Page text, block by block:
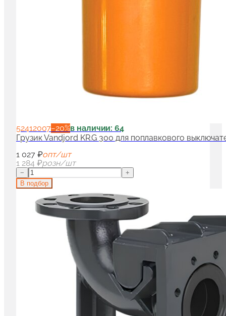
52412007−20%в наличии: 64
Грузик Vandjord KR.G 300 для поплавкового
1 027 ₽опт/шт
1 284 ₽розн/шт
−
+
В подбор